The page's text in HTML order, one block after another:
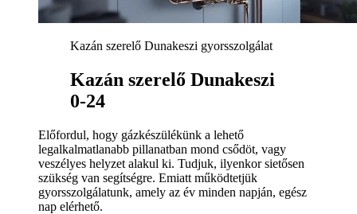
Kazán szerelő Dunakeszi gyorsszolgálat
Kazán szerelő Dunakeszi
0-24
Előfordul, hogy gázkészülékünk a lehető
legalkalmatlanabb pillanatban mond csődöt, vagy
veszélyes helyzet alakul ki. Tudjuk, ilyenkor sietősen
szükség van segítségre. Emiatt működtetjük
gyorsszolgálatunk, amely az év minden napján, egész
nap elérhető.